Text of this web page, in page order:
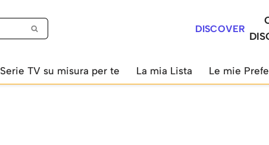
DISCOVER
Serie TV su misura per te La mia Lista Le mie